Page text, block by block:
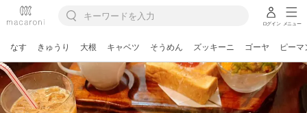
ログイン メニュー
なす きゅうり 大根 キャベツ そうめん ズッキーニ ゴーヤ ピーマ